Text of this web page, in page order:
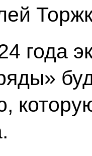
года